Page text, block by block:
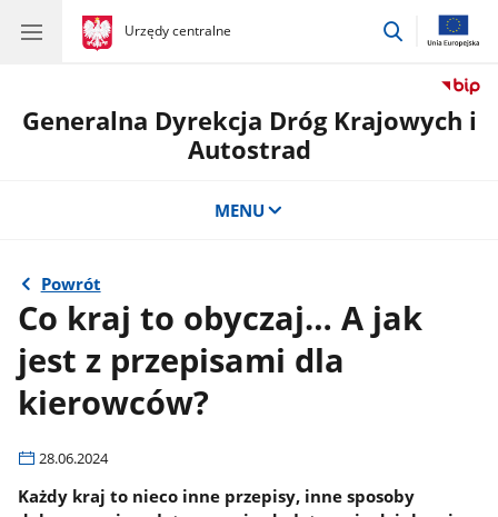
gov.pl
Urzędy centralne
gov.pl
Urzędy
przejdź
Generalna Dyrekcja Dróg Krajowych i
Autostrad
MENU
Powrót
Co kraj to obyczaj… A jak
jest z przepisami dla
kierowców?
28.06.2024
Każdy kraj to nieco inne przepisy, inne sposoby